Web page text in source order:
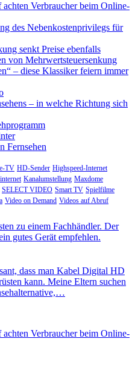
Verbraucher beim Online-
des Nebenkostenprivilegs für
senkt Preise ebenfalls
von Mehrwertsteuersenkung
– diese Klassiker feiern immer
– in welche Richtung sich
Fernsehen
TV HD-Sender Highspeed-Internet
Kanalumstellung Maxdome
SELECT VIDEO Smart TV Spielfilme
Video on Demand Videos auf Abruf
zu einem Fachhändler. Der
gutes Gerät empfehlen.
dass man Kabel Digital HD
kann. Meine Eltern suchen
Verbraucher beim Online-